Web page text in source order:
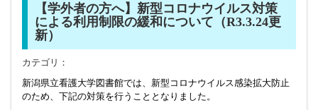
【学外者の方へ】新型コロナウイルス対策
による利用制限の緩和について（R3.3.24更
新）
カテゴリ：
新潟県立看護大学図書館では、新型コロナウイルス感染拡大防止
のため、下記の対策を行うこととなりました。